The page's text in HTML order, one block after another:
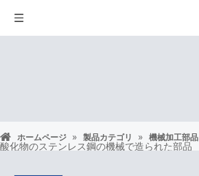
ホームページ » 製品カテゴリ » 機械加工部品
酸化物のステンレス鋼の機械で造られた部品